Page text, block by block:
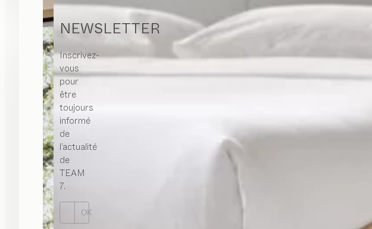
NEWSLETTER
Inscrivez-
vous
pour
être
toujours
informé
de
l’actualité
de
TEAM
7.
OK